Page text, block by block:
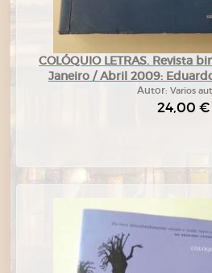
COLÓQUIO LETRAS. Revista
Janeiro / Abril 2009:
Autor: Varios
24,00 €